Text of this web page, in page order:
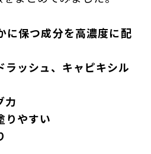
に保つ成分を高濃度に配
ラッシュ、キャピキシル
力
りやすい